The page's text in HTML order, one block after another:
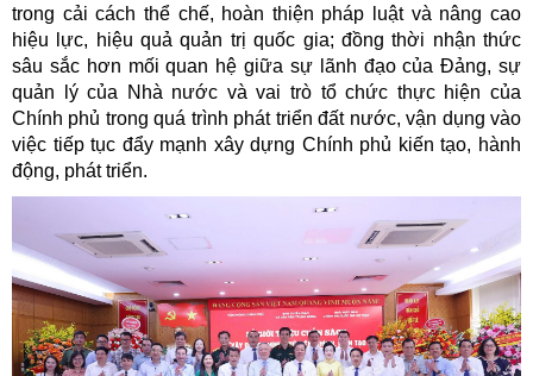
trong cải cách thể chế, hoàn thiện pháp luật và nâng cao
hiệu lực, hiệu quả quản trị quốc gia; đồng thời nhận thức
sâu sắc hơn mối quan hệ giữa sự lãnh đạo của Đảng, sự
quản lý của Nhà nước và vai trò tổ chức thực hiện của
Chính phủ trong quá trình phát triển đất nước, vận dụng vào
việc tiếp tục đẩy mạnh xây dựng Chính phủ kiến tạo, hành
động, phát triển.